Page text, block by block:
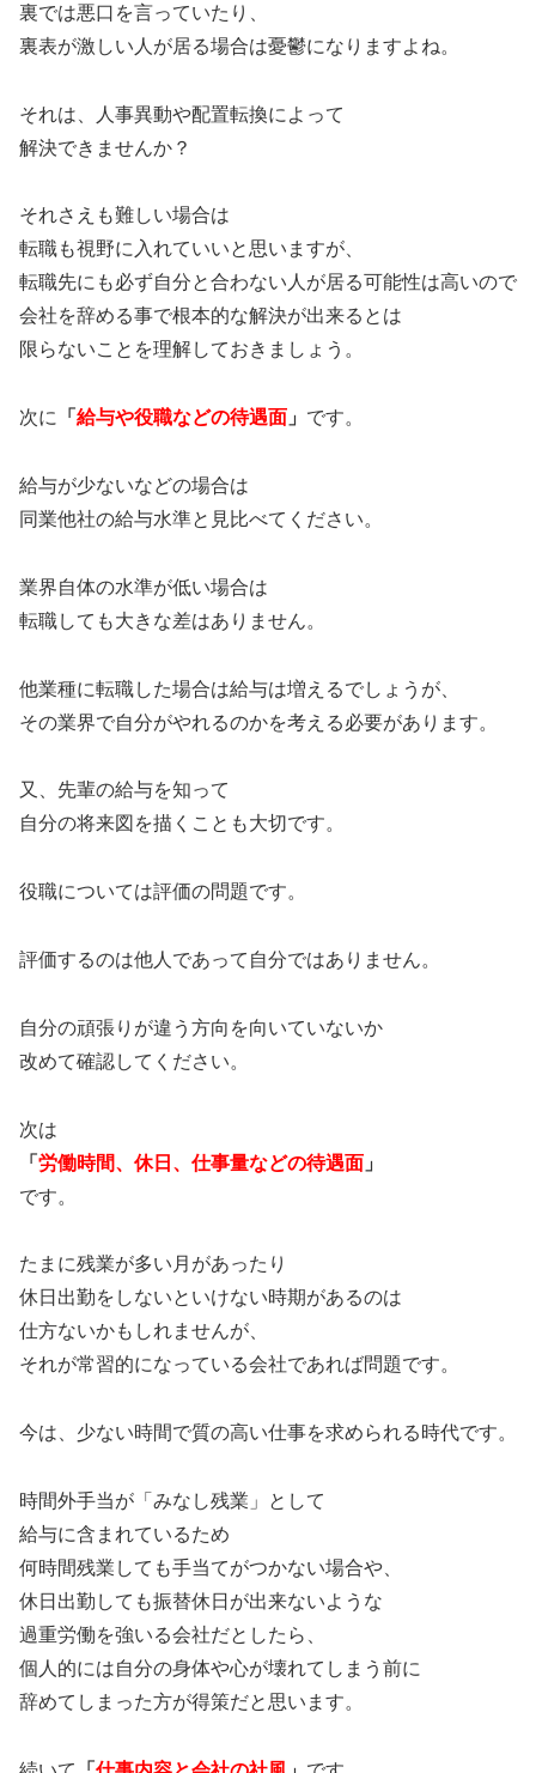
裏では悪口を言っていたり、
裏表が激しい人が居る場合は憂鬱になりますよね。
それは、人事異動や配置転換によって
解決できませんか？
それさえも難しい場合は
転職も視野に入れていいと思いますが、
転職先にも必ず自分と合わない人が居る可能性は高いので
会社を辞める事で根本的な解決が出来るとは
限らないことを理解しておきましょう。
次に 「 給与や役職などの待遇面 」 です。
給与が少ないなどの場合は
同業他社の給与水準と見比べてください。
業界自体の水準が低い場合は
転職しても大きな差はありません。
他業種に転職した場合は給与は増えるでしょうが、
その業界で自分がやれるのかを考える必要があります。
又、先輩の給与を知って
自分の将来図を描くことも大切です。
役職については評価の問題です。
評価するのは他人であって自分ではありません。
自分の頑張りが違う方向を向いていないか
改めて確認してください。
次は
「 労働時間、休日、仕事量などの待遇面 」
です。
たまに残業が多い月があったり
休日出勤をしないといけない時期があるのは
仕方ないかもしれませんが、
それが常習的になっている会社であれば問題です。
今は、少ない時間で質の高い仕事を求められる時代です。
時間外手当が「みなし残業」として
給与に含まれているため
何時間残業しても手当てがつかない場合や、
休日出勤しても振替休日が出来ないような
過重労働を強いる会社だとしたら、
個人的には自分の身体や心が壊れてしまう前に
辞めてしまった方が得策だと思います。